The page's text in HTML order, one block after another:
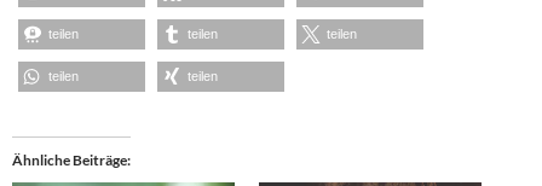
teilen teilen teilen
teilen teilen
Ähnliche Beiträge